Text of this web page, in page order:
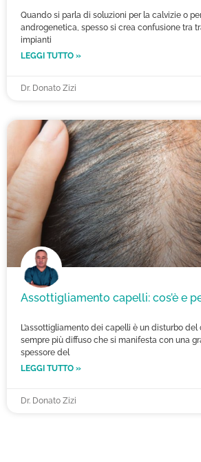
Quando si parla di soluzioni per la calvizie o per
androgenetica, spesso si crea confusione tra
impianti
LEGGI TUTTO »
Dr. Donato Zizi
Assottigliamento capelli: cos’è e
L’assottigliamento dei capelli è un disturbo
sempre più diffuso che si manifesta con una
spessore del
LEGGI TUTTO »
Dr. Donato Zizi